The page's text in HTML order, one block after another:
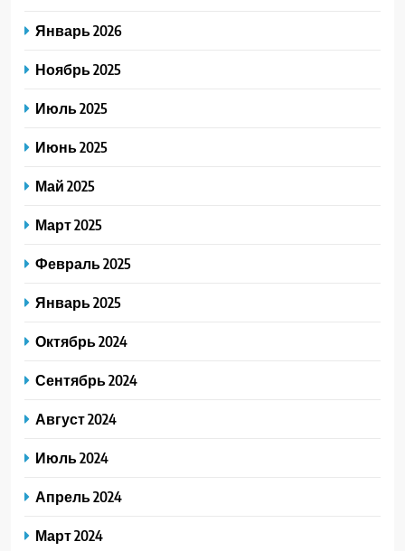
Январь 2026
Ноябрь 2025
Июль 2025
Июнь 2025
Май 2025
Март 2025
Февраль 2025
Январь 2025
Октябрь 2024
Сентябрь 2024
Август 2024
Июль 2024
Апрель 2024
Март 2024